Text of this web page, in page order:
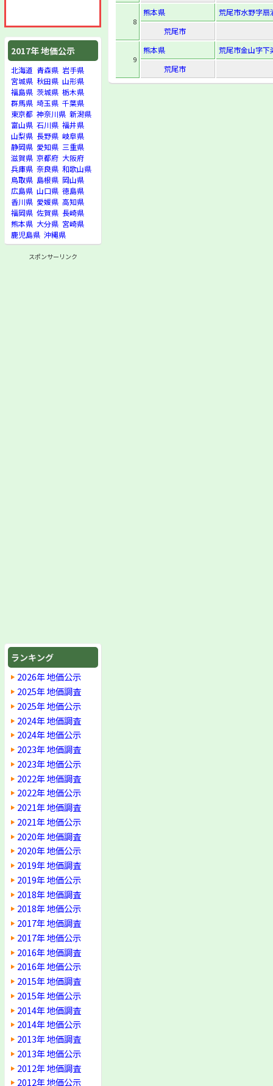
2017年 地価公示
北海道 青森県 岩手県
宮城県 秋田県 山形県
福島県 茨城県 栃木県
群馬県 埼玉県 千葉県
東京都 神奈川県 新潟県
富山県 石川県 福井県
山梨県 長野県 岐阜県
静岡県 愛知県 三重県
滋賀県 京都府 大阪府
兵庫県 奈良県 和歌山県
鳥取県 島根県 岡山県
広島県 山口県 徳島県
香川県 愛媛県 高知県
福岡県 佐賀県 長崎県
熊本県 大分県 宮崎県
鹿児島県 沖縄県
スポンサーリンク
ランキング
2026年 地価公示
2025年 地価調査
2025年 地価公示
2024年 地価調査
2024年 地価公示
2023年 地価調査
2023年 地価公示
2022年 地価調査
2022年 地価公示
2021年 地価調査
2021年 地価公示
2020年 地価調査
2020年 地価公示
2019年 地価調査
2019年 地価公示
2018年 地価調査
2018年 地価公示
2017年 地価調査
2017年 地価公示
2016年 地価調査
2016年 地価公示
2015年 地価調査
2015年 地価公示
2014年 地価調査
2014年 地価公示
2013年 地価調査
2013年 地価公示
2012年 地価調査
2012年 地価公示
8
熊本県
荒尾市水野字
荒尾市
9
熊本県
荒尾市金山字
荒尾市